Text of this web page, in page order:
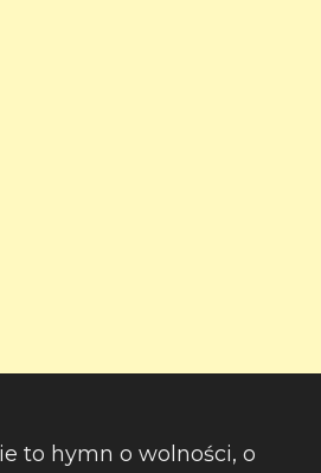
to hymn o wolności, o